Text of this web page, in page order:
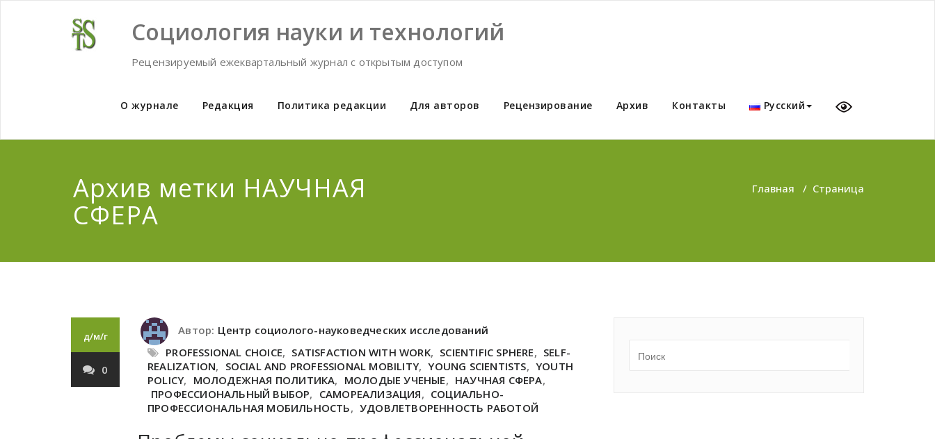
Социология науки и технологий
Рецензируемый ежеквартальный журнал с открытым доступом
О журнале Редакция Политика редакции Для авторов Рецензирование Архив Контакты Русский
Архив метки НАУЧНАЯ
СФЕРА
Главная / Страница
д/м/г
0
Автор: Центр социолого-науковедческих исследований
PROFESSIONAL CHOICE, SATISFACTION WITH WORK, SCIENTIFIC SPHERE, SELF-
REALIZATION, SOCIAL AND PROFESSIONAL MOBILITY, YOUNG SCIENTISTS, YOUTH
POLICY, МОЛОДЕЖНАЯ ПОЛИТИКА, МОЛОДЫЕ УЧЕНЫЕ, НАУЧНАЯ СФЕРА,
ПРОФЕССИОНАЛЬНЫЙ ВЫБОР, САМОРЕАЛИЗАЦИЯ, СОЦИАЛЬНО-
ПРОФЕССИОНАЛЬНАЯ МОБИЛЬНОСТЬ, УДОВЛЕТВОРЕННОСТЬ РАБОТОЙ